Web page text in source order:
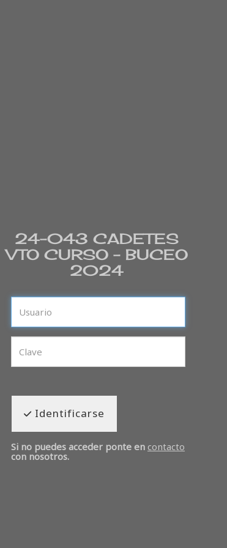
24-043 CADETES
VTO CURSO - BUCEO
2024
Identificarse
Si no puedes acceder ponte en contacto
con nosotros.